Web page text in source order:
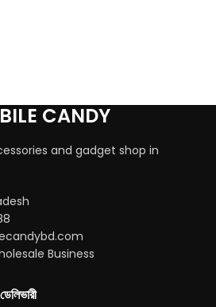
CANDY
and gadget shop in
Business